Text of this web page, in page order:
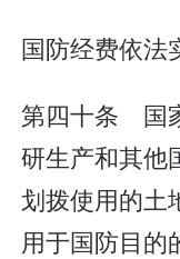
国防经费依法
第四十条 国
研生产和其他
划拨使用的土
用于国防目的